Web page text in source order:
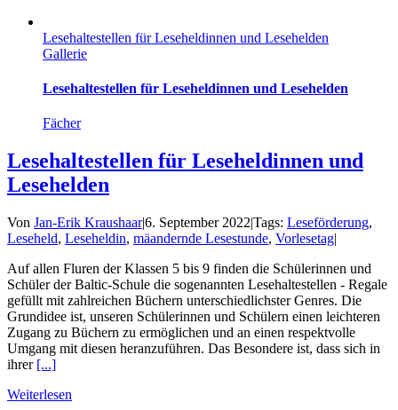
Lesehaltestellen für Leseheldinnen und Lesehelden
Gallerie
Lesehaltestellen für Leseheldinnen und Lesehelden
Fächer
Lesehaltestellen für Leseheldinnen und
Lesehelden
Von Jan-Erik Kraushaar|6. September 2022|Tags: Leseförderung,
Leseheld, Leseheldin, mäandernde Lesestunde, Vorlesetag|
Auf allen Fluren der Klassen 5 bis 9 finden die Schülerinnen und
Schüler der Baltic-Schule die sogenannten Lesehaltestellen - Regale
gefüllt mit zahlreichen Büchern unterschiedlichster Genres. Die
Grundidee ist, unseren Schülerinnen und Schülern einen leichteren
Zugang zu Büchern zu ermöglichen und an einen respektvolle
Umgang mit diesen heranzuführen. Das Besondere ist, dass sich in
ihrer [...]
Weiterlesen